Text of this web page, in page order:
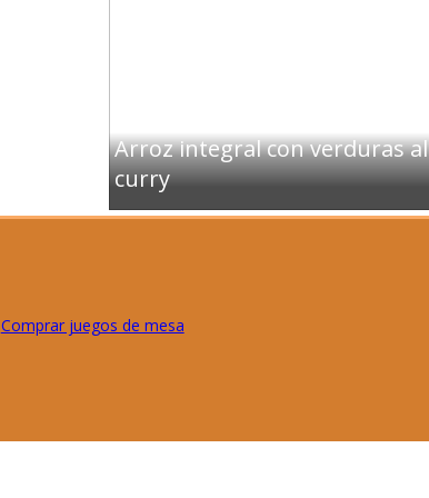
Arroz integral con verduras al
curry
Comprar juegos de mesa